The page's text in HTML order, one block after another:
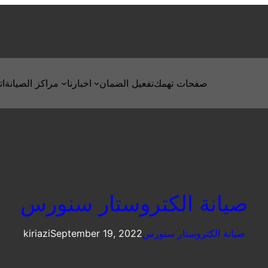
مراكز الصيانة اخبارنا تفعيل الضمانصفحات تهمك
صيانة الكتروستار سنورس
kiriaziSeptember 19, 2022صيانة الكتروستار سنورس